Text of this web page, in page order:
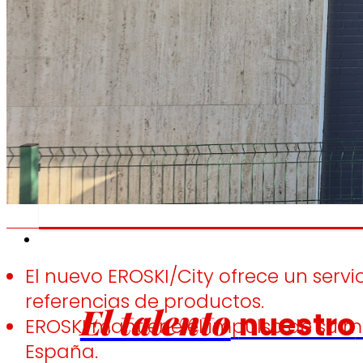
Fomentamosla
alimentación saludable.
El talentonuestro
El nuevo EROSKI/City ofrece un
referencias de productos.
EROSKI mantiene el impulso de
España.